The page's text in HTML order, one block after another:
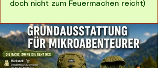
doch nicht zum Feuermachen reicht)